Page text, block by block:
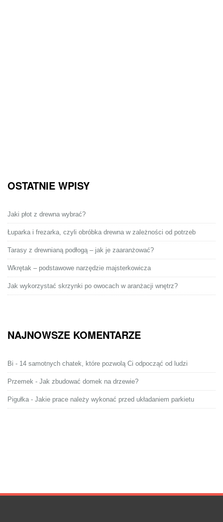
OSTATNIE WPISY
Jaki płot z drewna wybrać?
Łuparka i frezarka, czyli obróbka drewna w zależności od potrzeb
Tarasy z drewnianą podłogą – jak je zaaranżować?
Wkrętak – podstawowe narzędzie majsterkowicza
Jak wykorzystać skrzynki po owocach w aranżacji wnętrz?
NAJNOWSZE KOMENTARZE
Bi - 14 samotnych chatek, które pozwolą Ci odpocząć od ludzi
Przemek - Jak zbudować domek na drzewie?
Pigułka- Jakie prace należy wykonać przed układaniem parkietu